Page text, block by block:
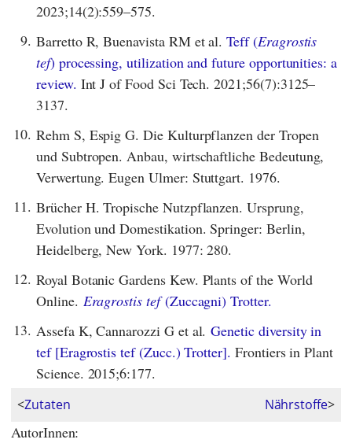
2023;14(2):559–575.
9. Barretto R, Buenavista RM et al.Teff (Eragrostis
tef) processing, utilization and future opportunities: a
review. Int J of Food Sci Tech. 2021;56(7):3125–
3137.
10. Rehm S, Espig G. Die Kulturpflanzen der Tropen
und Subtropen. Anbau, wirtschaftliche Bedeutung,
Verwertung. Eugen Ulmer: Stuttgart. 1976.
11. Brücher H. Tropische Nutzpflanzen. Ursprung,
Evolution und Domestikation. Springer: Berlin,
Heidelberg, New York. 1977: 280.
12. Royal Botanic Gardens Kew. Plants of the World
Online. Eragrostis tef(Zuccagni) Trotter.
13. Assefa K, Cannarozzi G et al.Genetic diversity in
tef [Eragrostis tef (Zucc.) Trotter]. Frontiers in Plant
Science. 2015;6:177.
<Zutaten Nährstoffe>
AutorInnen: